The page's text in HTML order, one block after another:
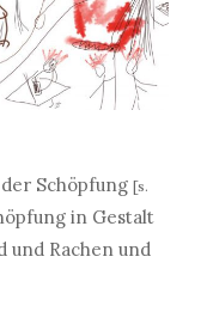
Schöpfung [s.
in Gestalt
und Rachen und